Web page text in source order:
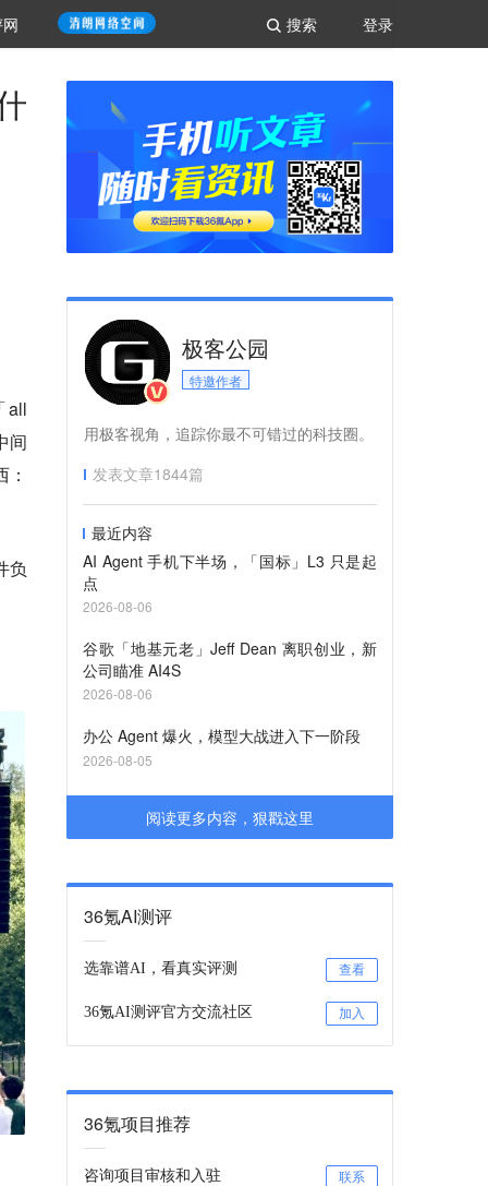
登录
搜索
all
间
负
极客公园
特邀作者
用极客视角，追踪你最不可错过的科技圈。
发表文章1844篇
最近内容
AI Agent 手机下半场，「国标」L3 只是起
点
2026-08-06
谷歌「地基元老」Jeff Dean 离职创业，新
公司瞄准 AI4S
2026-08-06
办公 Agent 爆火，模型大战进入下一阶段
2026-08-05
阅读更多内容，狠戳这里
36氪AI测评
选靠谱AI，看真实评测 查看
36氪AI测评官方交流社区 加入
36氪项目推荐
咨询项目审核和入驻 联系